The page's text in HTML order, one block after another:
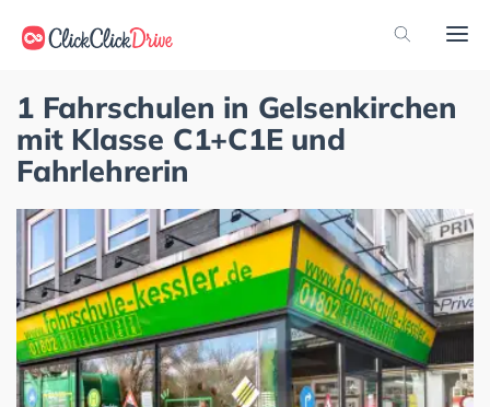
1 Fahrschulen in Gelsenkirchen
mit Klasse C1+C1E und
Fahrlehrerin